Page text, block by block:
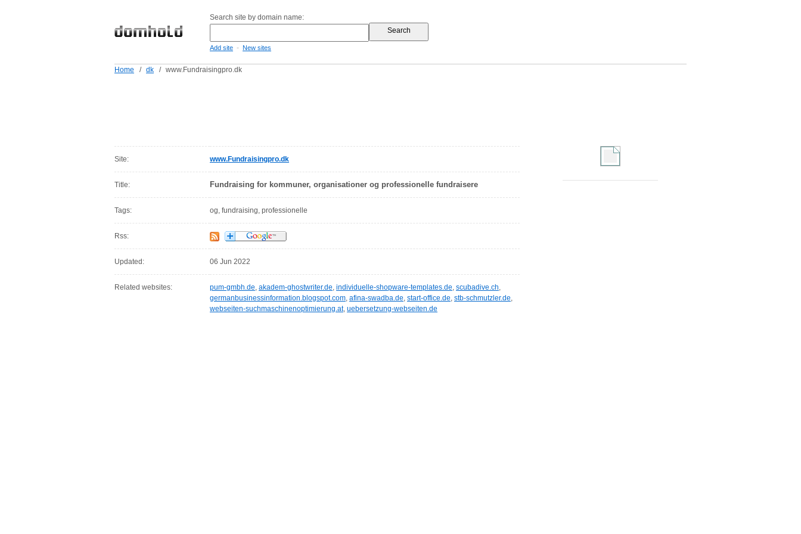
Search site by domain name:
Add site - New sites
Home / dk / www.Fundraisingpro.dk
Site: www.Fundraisingpro.dk
Title: Fundraising for kommuner, organisationer og professionelle fundraisere
Tags: og, fundraising, professionelle
Rss:
Updated: 06 Jun 2022
Related websites: pum-gmbh.de, akadem-ghostwriter.de, individuelle-shopware-templates.de, scubadive.ch,
germanbusinessinformation.blogspot.com, afina-swadba.de, start-office.de, stb-schmutzler.de,
webseiten-suchmaschinenoptimierung.at, uebersetzung-webseiten.de